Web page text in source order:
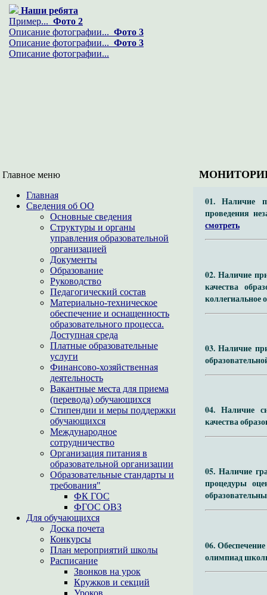
Наши ребята
Пример... Фото 2
Описание фотографии... Фото 3
Описание фотографии... Фото 3
Описание фотографии...
Главное меню
Главная
Сведения об ОО
Основные сведения
Структуры и органы
управления образовательной
организацией
Документы
Образование
Руководство
Педагогический состав
Материально-техническое
обеспечение и оснащенность
образовательного процесса.
Доступная среда
Платные образовательные
услуги
Финансово-хозяйственная
деятельность
Вакантные места для приема
(перевода) обучающихся
Стипендии и меры поддержки
обучающихся
Международное
сотрудничество
Организация питания в
образовательной организации
Образовательные стандарты и
требования"
ФК ГОС
ФГОС ОВЗ
Для обучающихся
Доска почета
Конкурсы
План мероприятий школы
Расписание
Звонков на урок
Кружков и секций
Уроков
01. Наличие
проведения
смотреть
02. Наличие
качества
коллегиальное
03. Наличие
04. Наличие
качества
05. Наличие
процедуры
06.
олимпиад